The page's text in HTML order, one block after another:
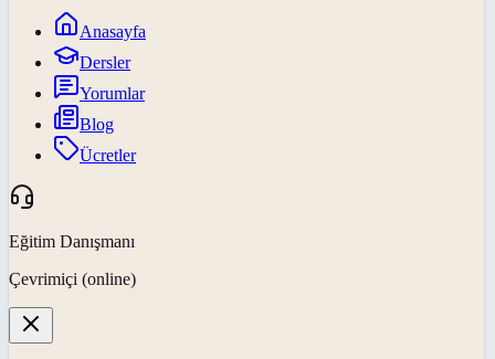
Anasayfa
Dersler
Yorumlar
Blog
Ücretler
Eğitim Danışmanı
Çevrimiçi (online)